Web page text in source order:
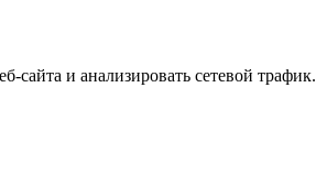
и анализировать сетевой трафик.